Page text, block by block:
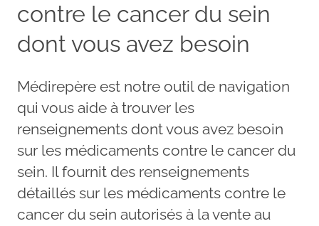
contre le cancer du sein
dont vous avez besoin
Médirepère est notre outil de navigation
qui vous aide à trouver les
renseignements dont vous avez besoin
sur les médicaments contre le cancer du
sein. Il fournit des renseignements
détaillés sur les médicaments contre le
cancer du sein autorisés à la vente au